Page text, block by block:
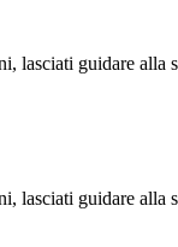
lasciati guidare alla
lasciati guidare alla